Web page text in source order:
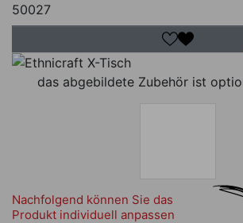
50027
das abgebildete Zubehör ist
Nachfolgend können Sie das
Produkt individuell anpassen